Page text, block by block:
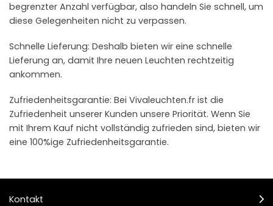
begrenzter Anzahl verfügbar, also handeln Sie schnell, um
diese Gelegenheiten nicht zu verpassen.
Schnelle Lieferung: Deshalb bieten wir eine schnelle
Lieferung an, damit Ihre neuen Leuchten rechtzeitig
ankommen.
Zufriedenheitsgarantie: Bei Vivaleuchten.fr ist die
Zufriedenheit unserer Kunden unsere Priorität. Wenn Sie
mit Ihrem Kauf nicht vollständig zufrieden sind, bieten wir
eine 100%ige Zufriedenheitsgarantie.
Kontakt